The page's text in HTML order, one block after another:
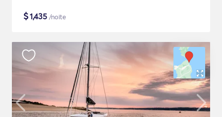
$1,435 /noite